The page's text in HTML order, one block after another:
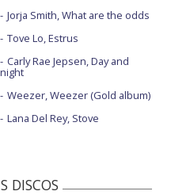
Jorja Smith, What are the odds
Tove Lo, Estrus
Carly Rae Jepsen, Day and
night
Weezer, Weezer (Gold album)
Lana Del Rey, Stove
DISCOS